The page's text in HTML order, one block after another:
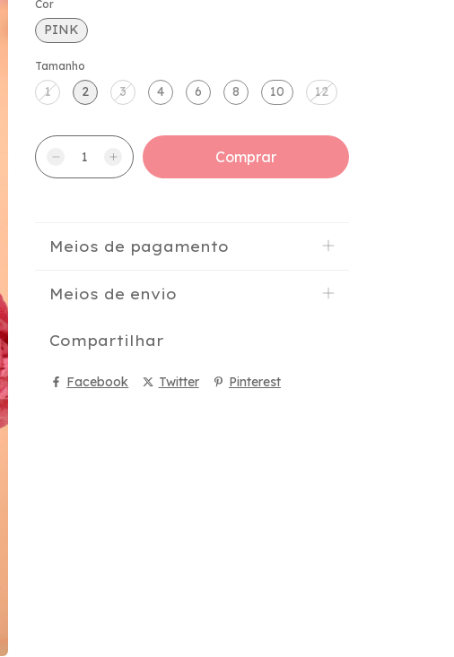
Cor
PINK
Tamanho
1 2 3 4 6 8 10 12
Meios de pagamento
Meios de envio
Compartilhar
Facebook Twitter Pinterest